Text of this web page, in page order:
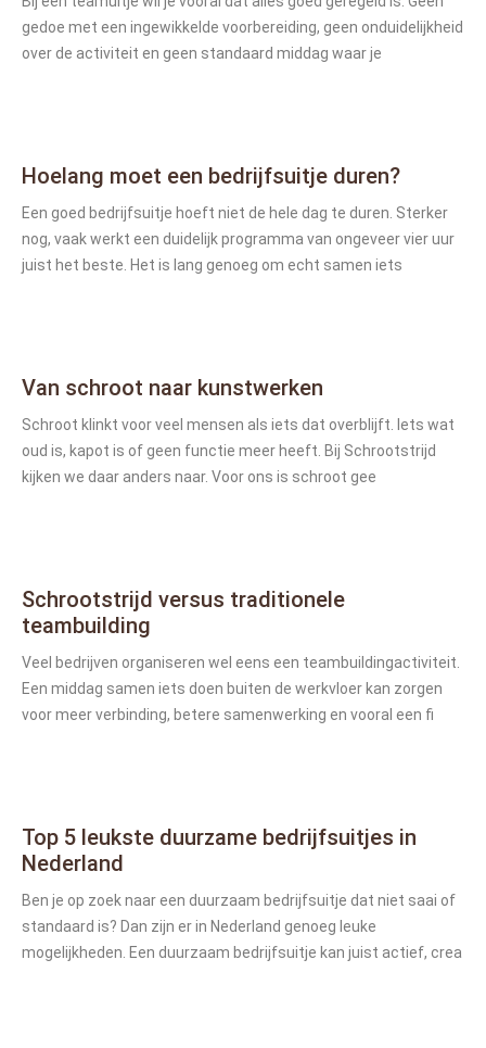
gedoe met een ingewikkelde voorbereiding, geen onduidelijkheid
over de activiteit en geen standaard middag waar je
Hoelang moet een bedrijfsuitje duren?
Een goed bedrijfsuitje hoeft niet de hele dag te duren. Sterker
nog, vaak werkt een duidelijk programma van ongeveer vier uur
juist het beste. Het is lang genoeg om echt samen iets
Van schroot naar kunstwerken
Schroot klinkt voor veel mensen als iets dat overblijft. Iets wat
oud is, kapot is of geen functie meer heeft. Bij Schrootstrijd
kijken we daar anders naar. Voor ons is schroot gee
Schrootstrijd versus traditionele
teambuilding
Veel bedrijven organiseren wel eens een teambuildingactiviteit.
Een middag samen iets doen buiten de werkvloer kan zorgen
voor meer verbinding, betere samenwerking en vooral een fi
Top 5 leukste duurzame bedrijfsuitjes in
Nederland
Ben je op zoek naar een duurzaam bedrijfsuitje dat niet saai of
standaard is? Dan zijn er in Nederland genoeg leuke
mogelijkheden. Een duurzaam bedrijfsuitje kan juist actief, crea